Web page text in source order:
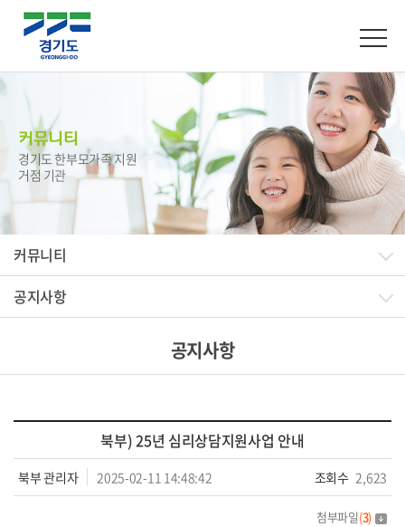
커뮤니티
경기도 한부모가족 지원
거점 기관
커뮤니티
공지사항
공지사항
북부) 25년 심리상담지원사업 안내
북부 관리자 2025-02-11 14:48:42 조회수 2,623
첨부파일(3)